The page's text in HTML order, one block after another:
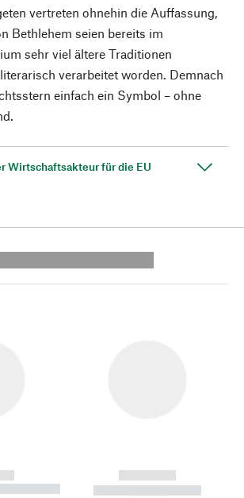
vertreten ohnehin die Auffassung,
Bethlehem seien bereits im
sehr viel ältere Traditionen
verarbeitet worden. Demnach
einfach ein Symbol – ohne
Wirtschaftsakteur für die EU
--------
------------
----------- -----------